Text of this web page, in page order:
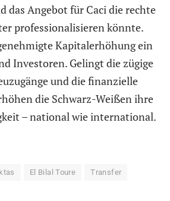
das Angebot für Caci die rechte
professionalisieren könnte.
Kapitalerhöhung ein
Investoren. Gelingt die zügige
und die finanzielle
die Schwarz-Weißen ihre
– national wie international.
El Bilal Toure Transfer